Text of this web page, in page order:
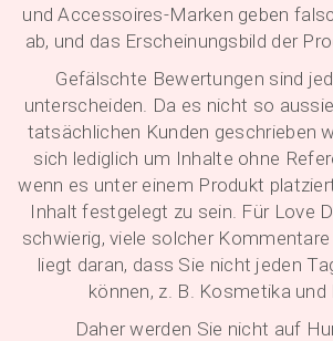
und Accessoires-Marken geben
ab, und das Erscheinungsbild der
Gefälschte Bewertungen sind
unterscheiden. Da es nicht so
tatsächlichen Kunden geschrieben
sich lediglich um Inhalte ohne
wenn es unter einem Produkt
Inhalt festgelegt zu sein. Für Love
schwierig, viele solcher
liegt daran, dass Sie nicht jeden
können, z. B. Kosmetika und
Daher werden Sie nicht auf